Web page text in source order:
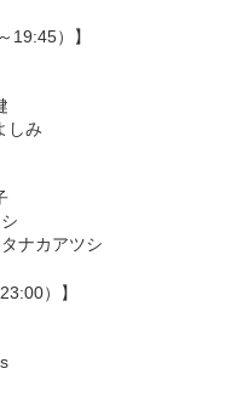
19:45）】
み
カアツシ
）】